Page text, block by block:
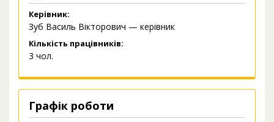
Керівник:
Зуб Василь Вікторович — керівник
Кількість працівників:
3 чол.
Графік роботи